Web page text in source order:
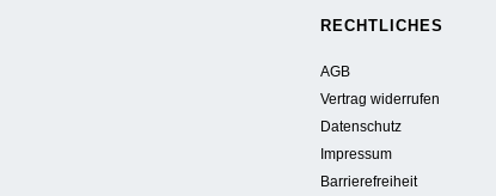
RECHTLICHES
AGB
Vertrag widerrufen
Datenschutz
Impressum
Barrierefreiheit